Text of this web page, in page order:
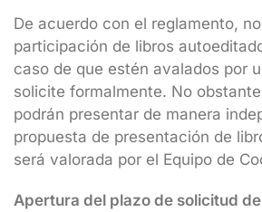
De acuerdo con el reglamento,
participación de libros
caso de que estén avalados por
solicite formalmente. No
podrán presentar de manera
propuesta de presentación de
será valorada por el Equipo de
Apertura del plazo de solicitud